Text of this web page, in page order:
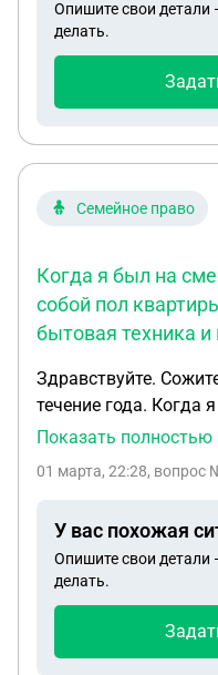
Опишите свои детали
делать.
Семейное право
Когда я был на
собой пол
бытовая техника
Здравствуйте.
течение года. Когда
прихватив с собой
вывезли. Полиция
Объясните это как?
Показать полностью
01 марта, 22:28, вопрос
У вас похожая
Опишите свои детали
делать.